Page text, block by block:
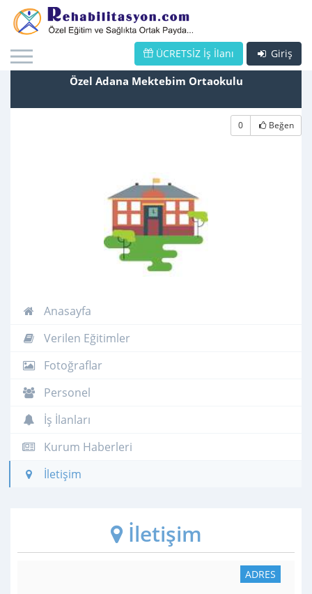
Giriş
ÜCRETSİZ İş İlanı
Özel Adana Mektebim Ortaokulu
0 Beğen
Anasayfa
Verilen Eğitimler
Fotoğraflar
Personel
İş İlanları
Kurum Haberleri
İletişim
İletişim
ADRES